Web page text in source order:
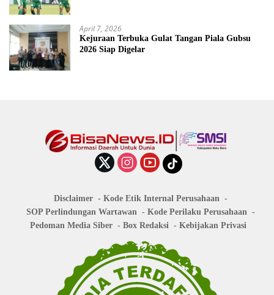
April 7, 2026
Kejuraan Terbuka Gulat Tangan Piala Gubsu
2026 Siap Digelar
Disclaimer
Kode Etik Internal Perusahaan
SOP Perlindungan Wartawan
Kode Perilaku Perusahaan
Pedoman Media Siber
Box Redaksi Kebijakan Privasi